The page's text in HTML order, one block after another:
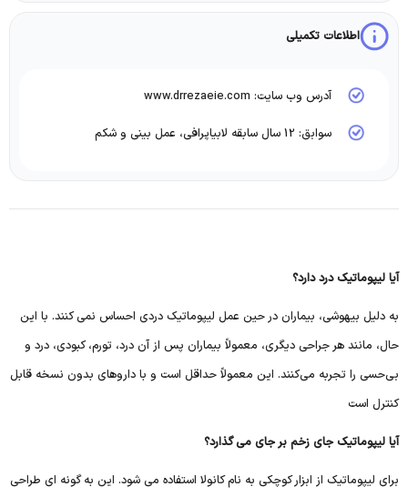
اطلاعات تکمیلی
آدرس وب سایت: www.drrezaeie.com
سوابق: 12 سال سابقه لابیاپرافی، عمل بینی و شکم
آیا لیپوماتیک درد دارد؟
به دلیل بیهوشی، بیماران در حین عمل لیپوماتیک دردی احساس نمی کنند. با این
حال، مانند هر جراحی دیگری، معمولاً بیماران پس از آن درد، تورم، کبودی، درد و
بی‌حسی را تجربه می‌کنند. این معمولاً حداقل است و با داروهای بدون نسخه قابل
کنترل است
آیا لیپوماتیک جای زخم بر جای می گذارد؟
برای لیپوماتیک از ابزار کوچکی به نام کانولا استفاده می شود. این به گونه ای طراحی